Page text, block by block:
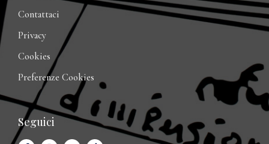
Contattaci
Privacy
Cookies
Preferenze Cookies
Seguici